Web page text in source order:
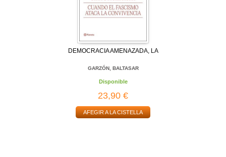
DEMOCRACIA AMENAZADA, LA
GARZÓN, BALTASAR
Disponible
23,90 €
AFEGIR A LA CISTELLA